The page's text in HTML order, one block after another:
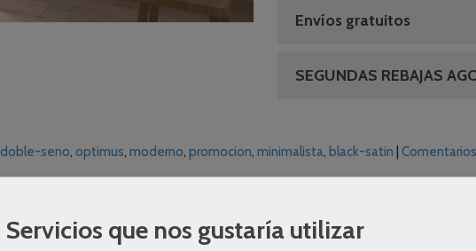
Envíos gratuitos
SEGUNDAS REBAJAS
doble-seno optimus moderno promocion minimalista black-satin Comentarios
Servicios que nos gustaría utilizar